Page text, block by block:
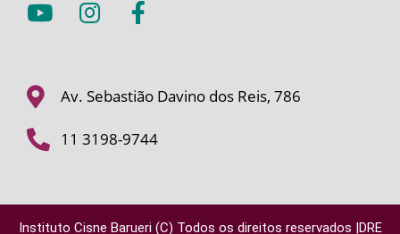
Av. Sebastião Davino dos Reis, 786
11 3198-9744
Instituto Cisne Barueri (C) Todos os direitos reservados |DRE